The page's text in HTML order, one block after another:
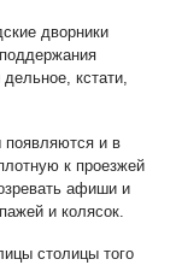
дворники
кстати,
и в
к проезжей
афиши и
и колясок.
столицы того